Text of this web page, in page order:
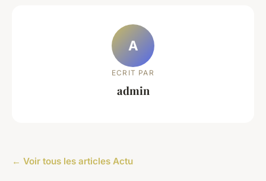
A
ECRIT PAR
admin
← Voir tous les articles Actu